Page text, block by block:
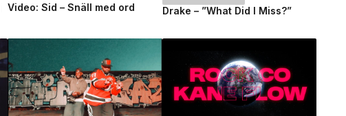
Video: Sid – Snäll med ord Drake – ”What Did I Miss?”